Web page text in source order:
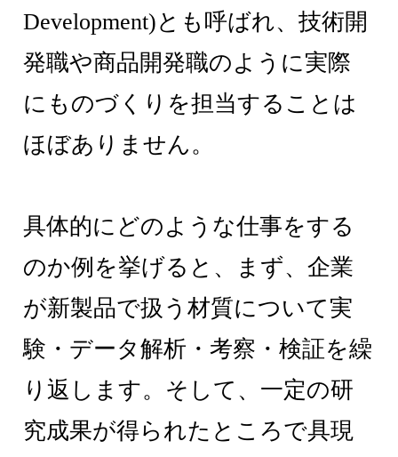
Development)とも呼ばれ、技術開
発職や商品開発職のように実際
にものづくりを担当することは
ほぼありません。
具体的にどのような仕事をする
のか例を挙げると、まず、企業
が新製品で扱う材質について実
験・データ解析・考察・検証を繰
り返します。そして、一定の研
究成果が得られたところで具現